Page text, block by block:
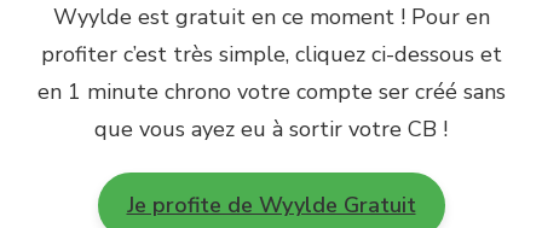
Wyylde est gratuit en ce moment ! Pour en
profiter c’est très simple, cliquez ci-dessous et
en 1 minute chrono votre compte ser créé sans
que vous ayez eu à sortir votre CB !
Je profite de Wyylde Gratuit